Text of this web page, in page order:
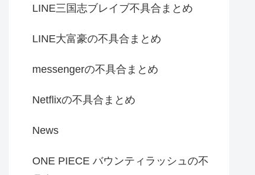
LINE三国志ブレイブ不具合まとめ
LINE大富豪の不具合まとめ
messengerの不具合まとめ
Netflixの不具合まとめ
News
ONE PIECE バウンティラッシュの不